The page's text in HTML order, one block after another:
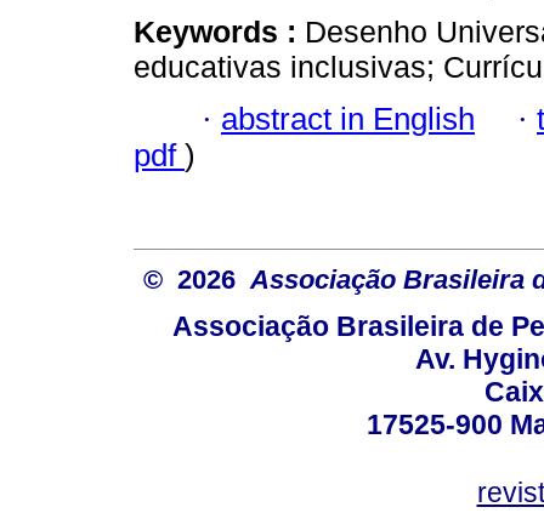
Keywords : Desenho
educativas inclusivas;
· abstract in English ·
pdf )
© 2026 Associação Brasileira
Associação Brasileira de
Av.
17525-900